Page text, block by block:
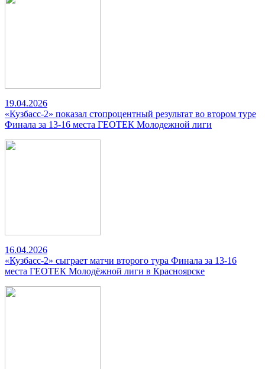
19.04.2026
«Кузбасс-2» показал стопроцентный результат во втором туре
Финала за 13-16 места ГЕОТЕК Молодежной лиги
16.04.2026
«Кузбасс-2» сыграет матчи второго тура Финала за 13-16
места ГЕОТЕК Молодёжной лиги в Красноярске